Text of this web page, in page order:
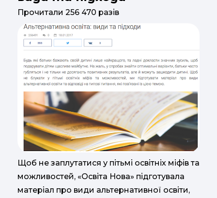
Прочитали 256 470 разів
Щоб не заплутатися у пітьмі освітніх міфів та
можливостей, «Освіта Нова» підготувала
матеріал про види альтернативної освіти,